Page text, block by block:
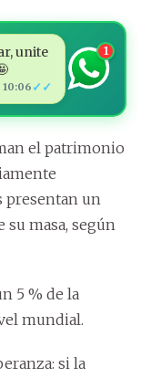
unite
10:06 ✓✓
1
el patrimonio
presentan un
su masa, según
5 % de la
mundial.
si la